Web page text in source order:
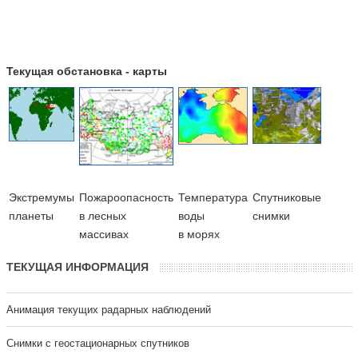
Текущая обстановка - карты
Экстремумы
планеты
Пожароопасность
в лесных
массивах
Температура
воды
в морях
Cпутниковые
снимки
ТЕКУЩАЯ ИНФОРМАЦИЯ
Анимация текущих радарных наблюдений
Cнимки с геостационарных спутников